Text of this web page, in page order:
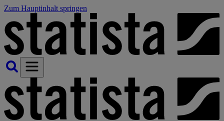
Zum Hauptinhalt springen